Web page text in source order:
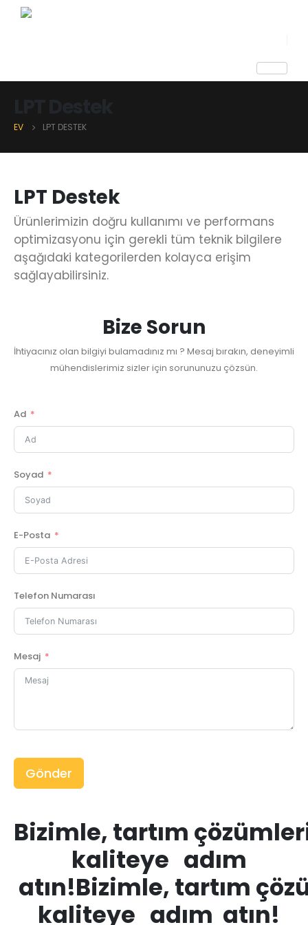
EV LPT DESTEK
LPT Destek
Ürünlerimizin doğru kullanımı ve performans
optimizasyonu için gerekli tüm teknik bilgilere
aşağıdaki kategorilerden kolayca erişim
sağlayabilirsiniz.
KULLANIM
KILAVUZLARI
KALIBRASYON
VIDEOLARI
GÜNCEL
Bize Sorun
İhtiyacınız olan bilgiyi bulamadınız mı ? Mesaj bırakın, deneyimli
mühendislerimiz sizler için sorununuzu çözsün.
Ad
Soyad
E-Posta
Telefon Numarası
Mesaj
Gönder
Bizimle, tartım
kaliteye adım
atın!Bizimle, tartım
kaliteye adım atın!